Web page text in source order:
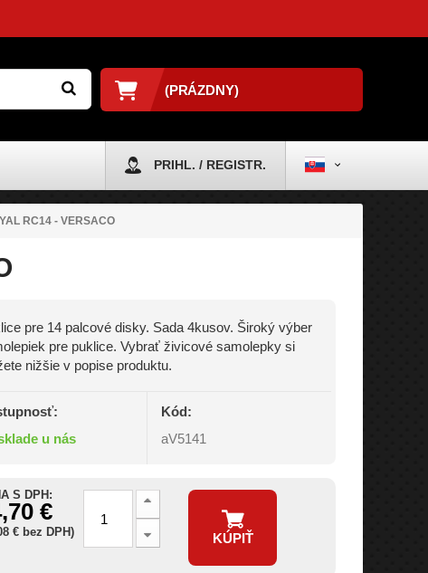
(PRÁZDNY)
PRIHL. / REGISTR.
RC14 - VERSACO
pre 14 palcové disky. Sada 4kusov. Široký výber
pre puklice. Vybrať živicové samolepky si
nižšie v popise produktu.
u nás
Kód:
aV5141
S DPH:
€
€ bez DPH) KÚPIŤ